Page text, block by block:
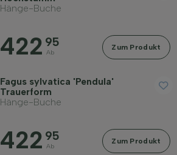
Hänge-Buche
422 95
Ab
Zum Produkt
Fagus sylvatica 'Pendula'
Trauerform
Hänge-Buche
422 95
Ab
Zum Produkt